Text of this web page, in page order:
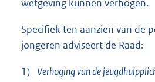
wetgeving kunnen verhogen.
Specifiek ten aanzien van de
jongeren adviseert de Raad:
1) Verhoging van de